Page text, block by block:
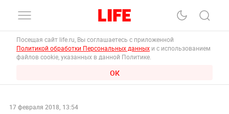
Посещая сайт life.ru, Вы соглашаетесь с приложенной
Политикой обработки Персональных данных и с использованием
файлов cookie, указанных в данной Политике.
ОК
17 февраля 2018, 13:54